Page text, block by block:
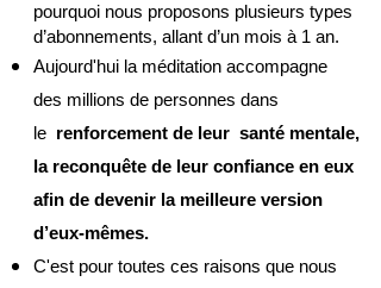
pourquoi nous proposons plusieurs types
d’abonnements, allant d’un mois à 1 an.
Aujourd'hui la méditation accompagne
des millions de personnes dans
le renforcement de leur santé mentale,
la reconquête de leur confiance en eux
afin de devenir la meilleure version
d’eux-mêmes.
C'est pour toutes ces raisons que nous